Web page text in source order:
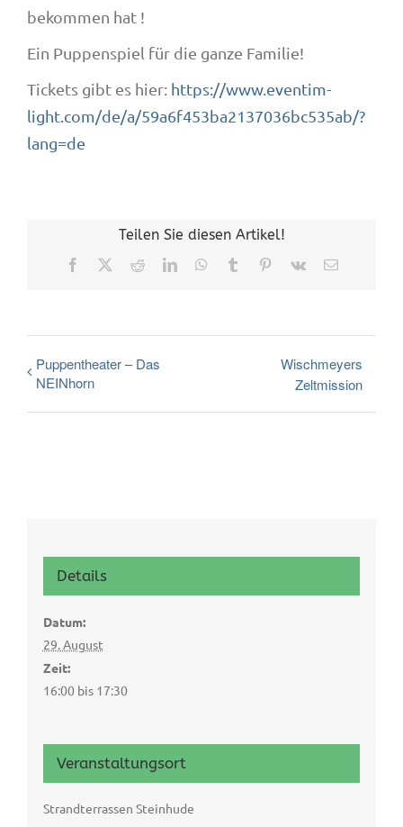
bekommen hat !
Ein Puppenspiel für die ganze Familie!
Tickets gibt es hier: https://www.eventim-
light.com/de/a/59a6f453ba2137036bc535ab/?
lang=de
Teilen Sie diesen Artikel!
Facebook RedditLinkedInWhatsApp
Tumblr Pinterest
Vk
E-
Puppentheater – Das
NEINhorn
Wischmeyers
Zeltmission
Details
Datum:
29. August
Zeit:
16:00 bis 17:30
Veranstaltungsort
Strandterrassen Steinhude